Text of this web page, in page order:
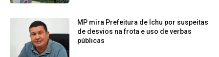
MP mira Prefeitura de Ichu por suspeitas
de desvios na frota e uso de verbas
públicas